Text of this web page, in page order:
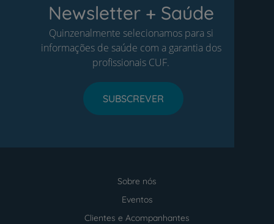
Newsletter + Saúde
Quinzenalmente selecionamos para si
informações de saúde com a garantia dos
profissionais CUF.
SUBSCREVER
Sobre nós
Eventos
Clientes e Acompanhantes